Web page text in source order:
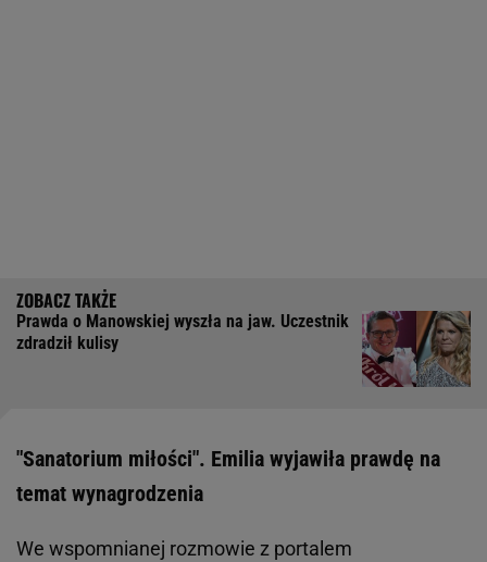
Prawda o Manowskiej wyszła na jaw. Uczestnik
zdradził kulisy
"Sanatorium miłości". Emilia wyjawiła prawdę na
temat wynagrodzenia
We wspomnianej rozmowie z portalem